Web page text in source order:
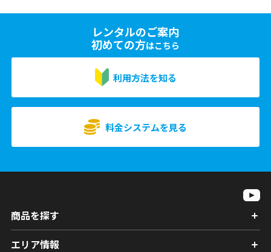
レンタルのご案内
初めての方はこちら
利用方法を知る
料金システムを見る
商品を探す
エリア情報